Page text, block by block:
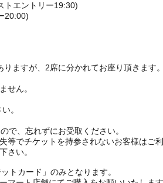
トエントリー19:30)
20:00)
ますが、2席に分かれてお座り頂きます
せん。
。
で、忘れずにお受取ください。
でチケットを持参されないお客様はご利
さい。
トカード」のみとなります。